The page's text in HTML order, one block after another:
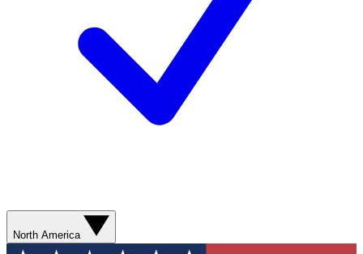
North America